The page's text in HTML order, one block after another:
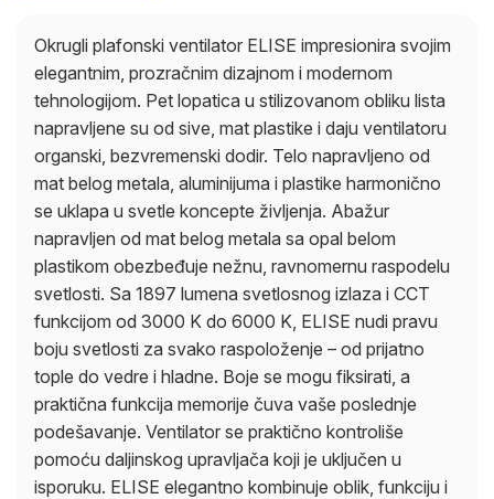
stilske, sofisticirane životne prostore.
Okrugli plafonski ventilator ELISE impresionira svojim
elegantnim, prozračnim dizajnom i modernom
tehnologijom. Pet lopatica u stilizovanom obliku lista
napravljene su od sive, mat plastike i daju ventilatoru
organski, bezvremenski dodir. Telo napravljeno od
mat belog metala, aluminijuma i plastike harmonično
se uklapa u svetle koncepte življenja. Abažur
napravljen od mat belog metala sa opal belom
plastikom obezbeđuje nežnu, ravnomernu raspodelu
svetlosti. Sa 1897 lumena svetlosnog izlaza i CCT
funkcijom od 3000 K do 6000 K, ELISE nudi pravu
boju svetlosti za svako raspoloženje – od prijatno
tople do vedre i hladne. Boje se mogu fiksirati, a
praktična funkcija memorije čuva vaše poslednje
podešavanje. Ventilator se praktično kontroliše
pomoću daljinskog upravljača koji je uključen u
isporuku. ELISE elegantno kombinuje oblik, funkciju i